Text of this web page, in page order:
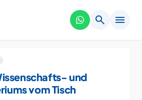
search menu
und
vom Tisch